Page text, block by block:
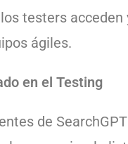
testers
ágiles.
en el Testing
de